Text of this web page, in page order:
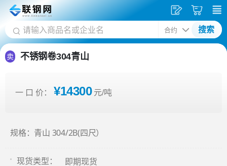
搜索
发
供
采
购
卖 不锈钢卷304青山
一 口 价： ¥14300 元/吨
规格：青山 304/2B(四尺）
现货类型： 即期现货